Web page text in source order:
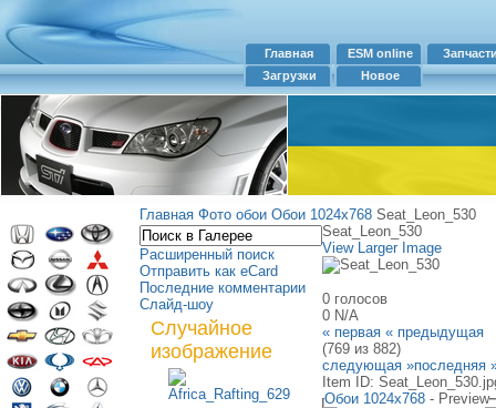
Главная ESM online
Загрузки
Новое
Главная Фото обои Обои 1024х768 Seat_Leon_530
Расширенный поиск
Отправить как eCard
Последние комментарии
Слайд-шоу
Случайное
изображение
Seat_Leon_530
View Larger Image
0 голосов
0 N/A
« первая « предыдущая
(769 из 882)
следующая »последняя
Item ID:
Обои 1024х768 - Preview